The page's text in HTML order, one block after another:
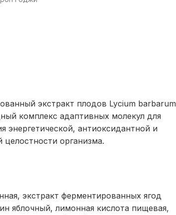
экстракт плодов Lycium barbarum
комплекс адаптивных молекул для
энергетической, антиоксидантной и
целостности организма.
экстракт ферментированных ягод
яблочный, лимонная кислота пищевая,